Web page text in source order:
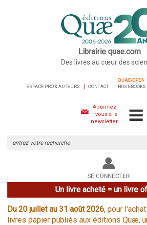
Librairie quae.com
Des livres au cœur des
ESPACE PRO & AUTEURS CONTACT
QUAE-OPEN
NOS
Abonnez-
vous à la
newsletter
le
site
SE CONNECTER
Un livre acheté = un livre
Du 20 juillet au 31 août 2026, pour
livres papier publiés aux éditions Quæ,